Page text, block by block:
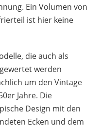
Ein Volumen von
ist hier keine
die auch als
werden
um den Vintage
Jahre. Die
Design mit den
Ecken und dem